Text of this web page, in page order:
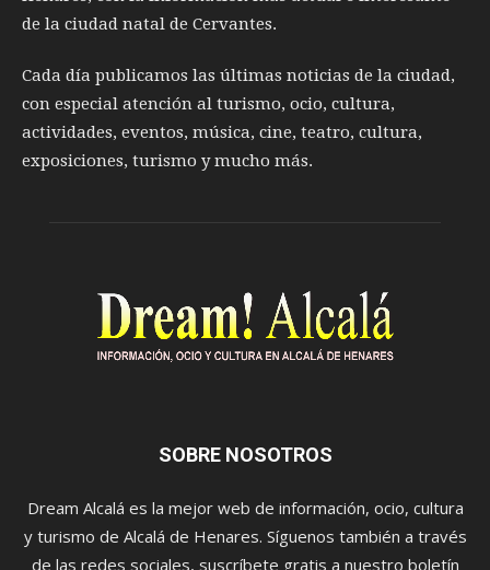
de la ciudad natal de Cervantes.
Cada día publicamos las últimas noticias de la ciudad,
con especial atención al turismo, ocio, cultura,
actividades, eventos, música, cine, teatro, cultura,
exposiciones, turismo y mucho más.
SOBRE NOSOTROS
Dream Alcalá es la mejor web de información, ocio, cultura
y turismo de Alcalá de Henares. Síguenos también a través
de las redes sociales, suscríbete gratis a nuestro boletín